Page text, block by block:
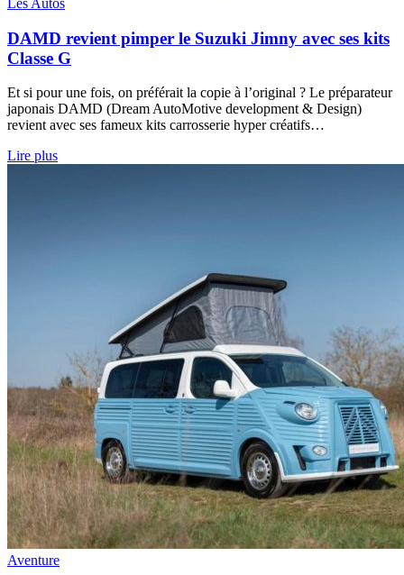
DAMD revient pimper le Suzuki Jimny avec ses kits
Classe G
Et si pour une fois, on préférait la copie à l’original ? Le préparateur
japonais DAMD (Dream AutoMotive development & Design)
revient avec ses fameux kits carrosserie hyper créatifs…
Lire plus
Aventure